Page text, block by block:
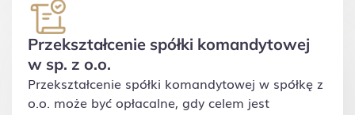
Przekształcenie spółki komandytowej
w sp. z o.o.
Przekształcenie spółki komandytowej w spółkę z
o.o. może być opłacalne, gdy celem jest